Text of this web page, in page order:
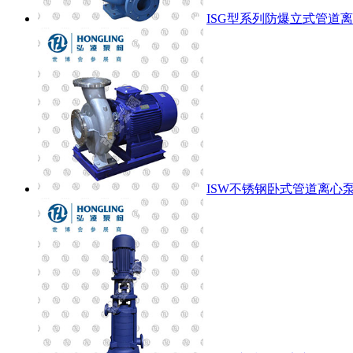
ISG型系列防爆立式管道
ISW不锈钢卧式管道离心